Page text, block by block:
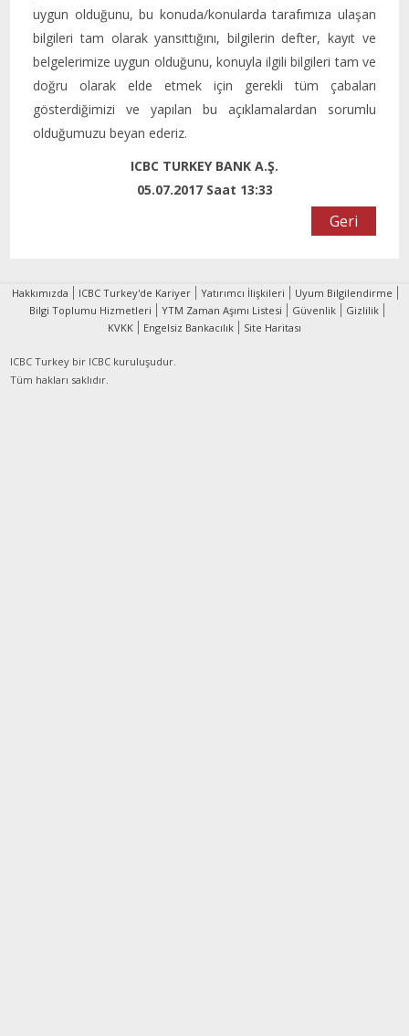
uygun olduğunu, bu konuda/konularda tarafımıza ulaşan
bilgileri tam olarak yansıttığını, bilgilerin defter, kayıt ve
belgelerimize uygun olduğunu, konuyla ilgili bilgileri tam ve
doğru olarak elde etmek için gerekli tüm çabaları
gösterdiğimizi ve yapılan bu açıklamalardan sorumlu
olduğumuzu beyan ederiz.
ICBC TURKEY BANK A.Ş.
05.07.2017 Saat 13:33
Geri
Hakkımızda ICBC Turkey'de Kariyer Yatırımcı İlişkileri
Uyum Bilgilendirme
Bilgi Toplumu Hizmetleri
YTM Zaman Aşımı Listesi Güvenlik
Gizlilik
KVKK
Engelsiz Bankacılık Site Haritası
ICBC Turkey bir ICBC kuruluşudur.
Tüm hakları saklıdır.